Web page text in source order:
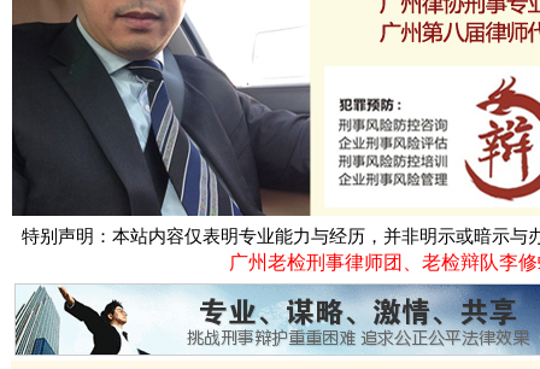
特别声明：本站内容仅表明专业能力与经历，并非明示或暗示
广州老检刑事律师团、老检辩队李